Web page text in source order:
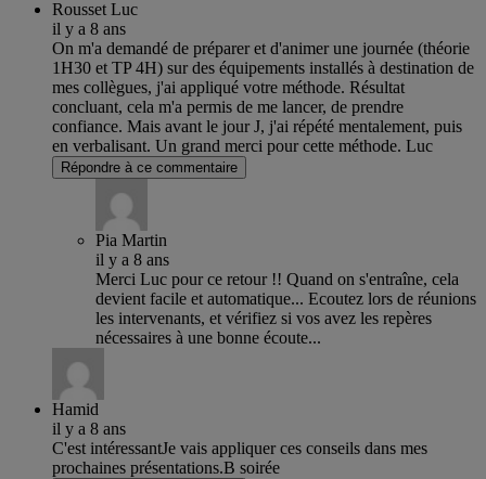
Rousset Luc
il y a 8 ans
On m'a demandé de préparer et d'animer une journée (théorie
1H30 et TP 4H) sur des équipements installés à destination de
mes collègues, j'ai appliqué votre méthode. Résultat
concluant, cela m'a permis de me lancer, de prendre
confiance. Mais avant le jour J, j'ai répété mentalement, puis
en verbalisant. Un grand merci pour cette méthode. Luc
Répondre à ce commentaire
Pia Martin
il y a 8 ans
Merci Luc pour ce retour !! Quand on s'entraîne, cela
devient facile et automatique... Ecoutez lors de réunions
les intervenants, et vérifiez si vos avez les repères
nécessaires à une bonne écoute...
Hamid
il y a 8 ans
C'est intéressantJe vais appliquer ces conseils dans mes
prochaines présentations.B soirée